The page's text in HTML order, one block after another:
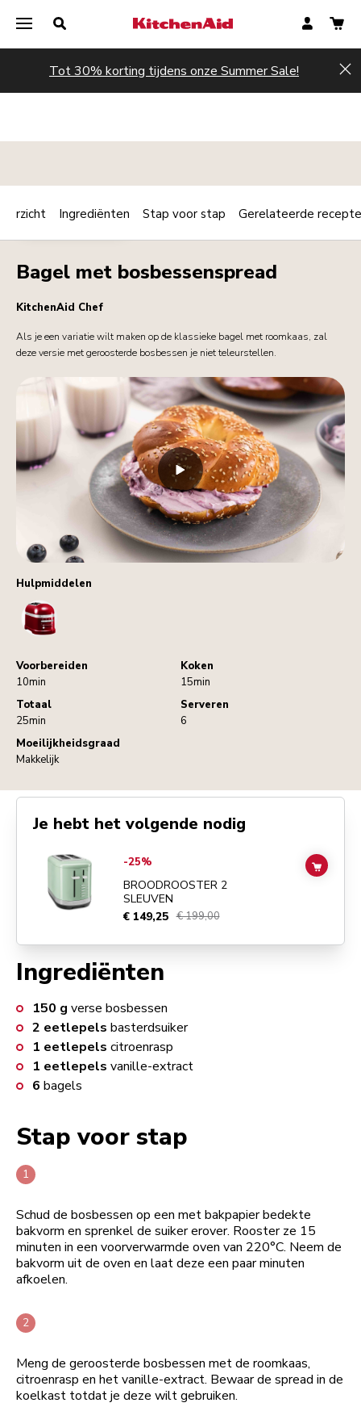
Tot 30% korting tijdens onze Summer Sale!
Hulpmiddelen
Toaster
Voorbereiden
10min
Koken
15min
Totaal
25min
Serveren
6
Moeilijkheidsgraad
Makkelijk
ONTBIJT / BRUNCH Print
Share
Bagel met bosbessenspread
KitchenAid Chef
Als je een variatie wilt maken op de klassieke bagel met roomkaas, zal
deze versie met geroosterde bosbessen je niet teleurstellen.
Ingrediënten Stap voor stap Gerelateerde
Ingrediënten
150 g verse bosbessen
2 eetlepels basterdsuiker
1 eetlepels citroenrasp
1 eetlepels vanille-extract
6 bagels
Stap voor stap
Schud de bosbessen op een met bakpapier bedekte
bakvorm en sprenkel de suiker erover. Rooster ze 15
minuten in een voorverwarmde oven van 220°C. Neem de
bakvorm uit de oven en laat deze een paar minuten
afkoelen.
Meng de geroosterde bosbessen met de roomkaas,
citroenrasp en het vanille-extract. Bewaar de spread in de
koelkast totdat je deze wilt gebruiken.
Je hebt het volgende nodig
Go toBROODROOSTER 2 SLEUVEN
-25%
BROODROOSTER 2
SLEUVEN
€ 149,25 € 199,00
ADD